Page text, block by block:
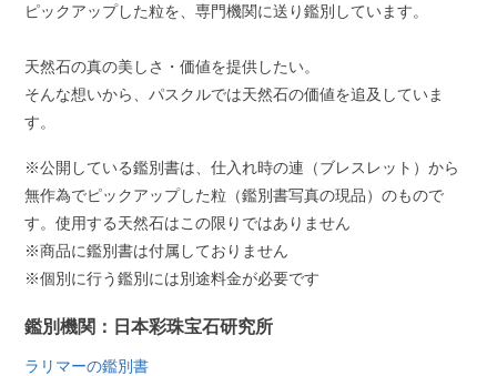
ピックアップした粒を、専門機関に送り鑑別しています。
天然石の真の美しさ・価値を提供したい。
そんな想いから、パスクルでは天然石の価値を追及していま
す。
※公開している鑑別書は、仕入れ時の連（ブレスレット）から
無作為でピックアップした粒（鑑別書写真の現品）のもので
す。使用する天然石はこの限りではありません
※商品に鑑別書は付属しておりません
※個別に行う鑑別には別途料金が必要です
鑑別機関：日本彩珠宝石研究所
ラリマーの鑑別書